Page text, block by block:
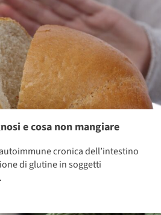
e cosa non mangiare
cronica dell’intestino
di glutine in soggetti